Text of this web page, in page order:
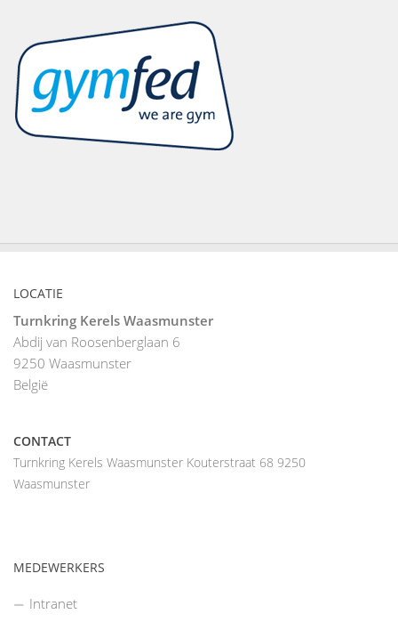
LOCATIE
Turnkring Kerels Waasmunster
Abdij van Roosenberglaan 6
9250 Waasmunster
België
CONTACT
Turnkring Kerels Waasmunster Kouterstraat 68 9250
Waasmunster
MEDEWERKERS
Intranet